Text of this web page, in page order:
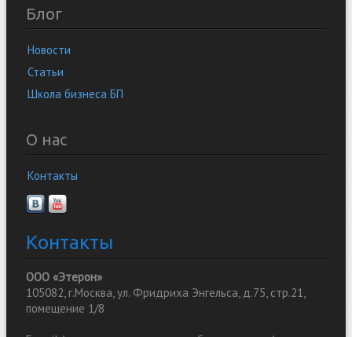
Блог
Новости
Статьи
Школа бизнеса БП
О нас
Контакты
Контакты
ООО «Этерон»
105082, г.Москва, ул. Фридриха Энгельса, д.75, стр.21,
помещение 1/8